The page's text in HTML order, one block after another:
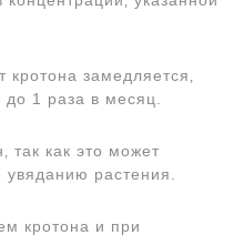
замедляется‚
1 раза в месяц.
так как это может
растения.
кротона и при